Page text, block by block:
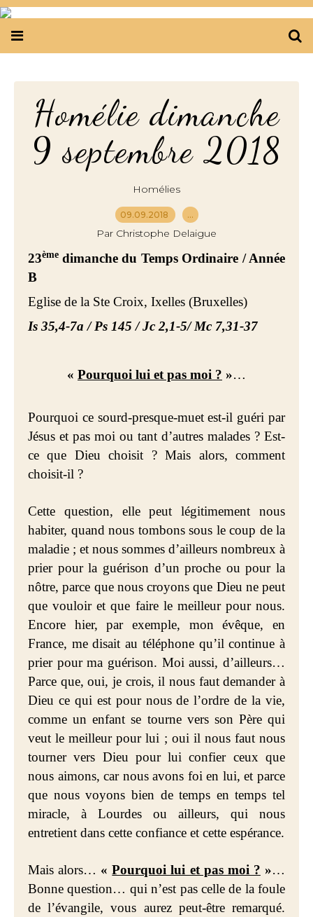
Homélie dimanche
9 septembre 2018
Homélies
09.09.2018 …
Par Christophe Delaigue
23ème dimanche du Temps Ordinaire / Année
B
Eglise de la Ste Croix, Ixelles (Bruxelles)
Is 35,4-7a /Ps 145 / Jc 2,1-5/ Mc 7,31-37
« Pourquoi lui et pas moi ? »…
Pourquoi ce sourd-presque-muet est-il guéri par
Jésus et pas moi ou tant d’autres malades ? Est-
ce que Dieu choisit ? Mais alors, comment
choisit-il ?
Cette question, elle peut légitimement nous
habiter, quand nous tombons sous le coup de la
maladie ; et nous sommes d’ailleurs nombreux à
prier pour la guérison d’un proche ou pour la
nôtre, parce que nous croyons que Dieu ne peut
que vouloir et que faire le meilleur pour nous.
Encore hier, par exemple, mon évêque, en
France, me disait au téléphone qu’il continue à
prier pour ma guérison. Moi aussi, d’ailleurs…
Parce que, oui, je crois, il nous faut demander à
Dieu ce qui est pour nous de l’ordre de la vie,
comme un enfant se tourne vers son Père qui
veut le meilleur pour lui ; oui il nous faut nous
tourner vers Dieu pour lui confier ceux que
nous aimons, car nous avons foi en lui, et parce
que nous voyons bien de temps en temps tel
miracle, à Lourdes ou ailleurs, qui nous
entretient dans cette confiance et cette espérance.
Mais alors… «Pourquoi lui et pas moi ? »…
Bonne question… qui n’est pas celle de la foule
de l’évangile, vous aurez peut-être remarqué.